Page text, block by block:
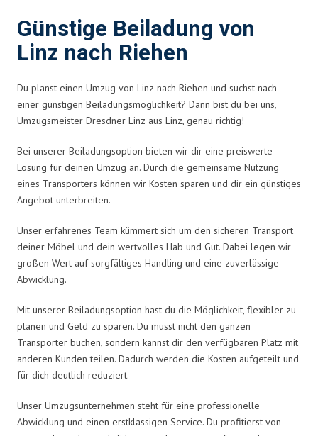
Günstige Beiladung von
Linz nach Riehen
Du planst einen Umzug von Linz nach Riehen und suchst nach
einer günstigen Beiladungsmöglichkeit? Dann bist du bei uns,
Umzugsmeister Dresdner Linz aus Linz, genau richtig!
Bei unserer Beiladungsoption bieten wir dir eine preiswerte
Lösung für deinen Umzug an. Durch die gemeinsame Nutzung
eines Transporters können wir Kosten sparen und dir ein günstiges
Angebot unterbreiten.
Unser erfahrenes Team kümmert sich um den sicheren Transport
deiner Möbel und dein wertvolles Hab und Gut. Dabei legen wir
großen Wert auf sorgfältiges Handling und eine zuverlässige
Abwicklung.
Mit unserer Beiladungsoption hast du die Möglichkeit, flexibler zu
planen und Geld zu sparen. Du musst nicht den ganzen
Transporter buchen, sondern kannst dir den verfügbaren Platz mit
anderen Kunden teilen. Dadurch werden die Kosten aufgeteilt und
für dich deutlich reduziert.
Unser Umzugsunternehmen steht für eine professionelle
Abwicklung und einen erstklassigen Service. Du profitierst von